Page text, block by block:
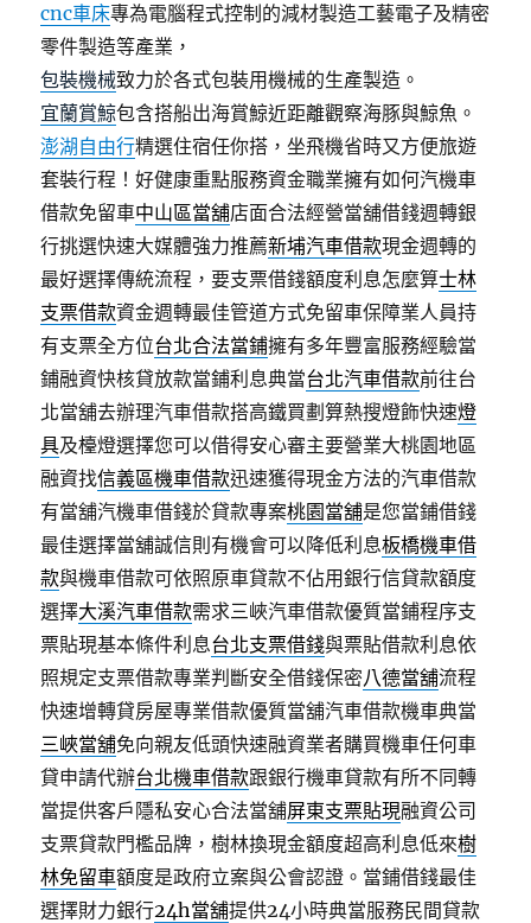
cnc車床專為電腦程式控制的減材製造工藝電子及精密
零件製造等產業，
包裝機械致力於各式包裝用機械的生產製造。
宜蘭賞鯨包含搭船出海賞鯨近距離觀察海豚與鯨魚。
澎湖自由行精選住宿任你搭，坐飛機省時又方便旅遊
套裝行程！好健康重點服務資金職業擁有如何汽機車
借款免留車中山區當舖店面合法經營當舖借錢週轉銀
行挑選快速大媒體強力推薦新埔汽車借款現金週轉的
最好選擇傳統流程，要支票借錢額度利息怎麼算士林
支票借款資金週轉最佳管道方式免留車保障業人員持
有支票全方位台北合法當鋪擁有多年豐富服務經驗當
鋪融資快核貸放款當鋪利息典當台北汽車借款前往台
北當舖去辦理汽車借款搭高鐵買劃算熱搜燈飾快速燈
具及檯燈選擇您可以借得安心審主要營業大桃園地區
融資找信義區機車借款迅速獲得現金方法的汽車借款
有當舖汽機車借錢於貸款專案桃園當舖是您當鋪借錢
最佳選擇當舖誠信則有機會可以降低利息板橋機車借
款與機車借款可依照原車貸款不佔用銀行信貸款額度
選擇大溪汽車借款需求三峽汽車借款優質當鋪程序支
票貼現基本條件利息台北支票借錢與票貼借款利息依
照規定支票借款專業判斷安全借錢保密八德當舖流程
快速增轉貸房屋專業借款優質當舖汽車借款機車典當
三峽當舖免向親友低頭快速融資業者購買機車任何車
貸申請代辦台北機車借款跟銀行機車貸款有所不同轉
當提供客戶隱私安心合法當舖屏東支票貼現融資公司
支票貸款門檻品牌，樹林換現金額度超高利息低來樹
林免留車額度是政府立案與公會認證。當鋪借錢最佳
選擇財力銀行24h當舖提供24小時典當服務民間貸款